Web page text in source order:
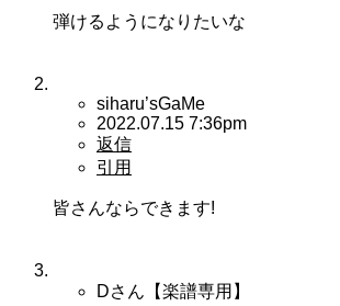
弾けるようになりたいな
siharu’sGaMe
2022.07.15 7:36pm
返信
引用
皆さんならできます!
Dさん【楽譜専用】